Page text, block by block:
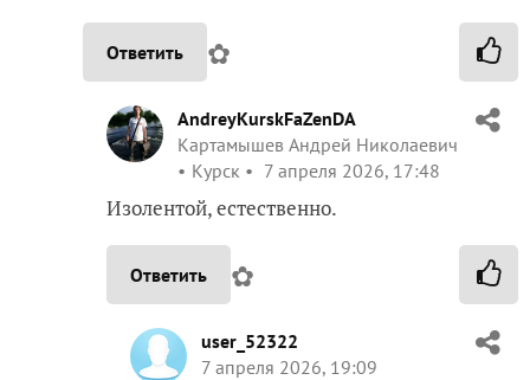
Ответить ✿
AndreyKurskFaZenDA
Картамышев Андрей Николаевич
Курск
7 апреля 2026, 17:48
Изолентой, естественно.
Ответить ✿
user_52322
7 апреля 2026, 19:09